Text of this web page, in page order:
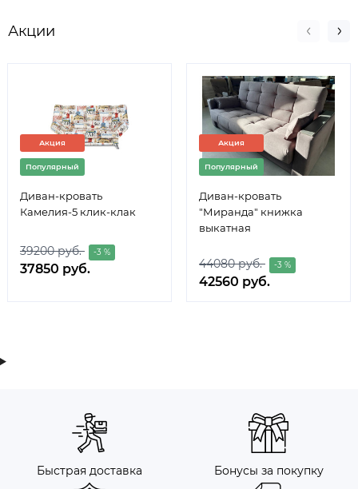
Акции
Акция
Популярный
Диван-кровать
Камелия-5 клик-клак
39200 руб. -3 %
37850 руб.
Акция
Популярный
Диван-кровать
"Миранда" книжка
выкатная
44080 руб. -3 %
42560 руб.
Быстрая доставка Бонусы за покупку